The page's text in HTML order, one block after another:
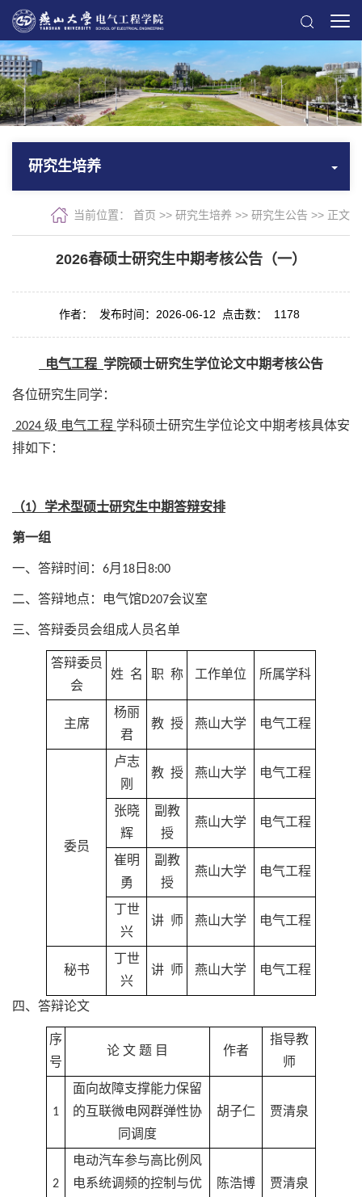
研究生培养
当前位置： 首页 >> 研究生培养 >> 研究生公告 >> 正文
2026春硕士研究生中期考核公告（一）
作者： 发布时间：2026-06-12 点击数： 1178
电气工程 学院硕士研究生学位论文中期考核公告
各位研究生同学：
2024级 电气工程 学科硕士研究生学位论文中期考核具体安
排如下：
（1）学术型硕士研究生中期答辩安排
第一组
一、答辩时间：6月18日8:00
二、答辩地点：电气馆D207会议室
三、答辩委员会组成人员名单
答辩委员
会
姓 名 职 称 工作单位 所属学科
主席
杨丽
君
教 授 燕山大学 电气工程
委员
卢志
刚
教 授 燕山大学 电气工程
张晓
辉
副教
授
燕山大学 电气工程
崔明
勇
副教
授
燕山大学 电气工程
丁世
兴
讲 师 燕山大学 电气工程
秘书
丁世
兴
讲 师 燕山大学 电气工程
四、答辩论文
序
号
论 文 题 目 作者
指导教
师
1
面向故障支撑能力保留
的互联微电网群弹性协
同调度
胡子仁 贾清泉
2
电动汽车参与高比例风
电系统调频的控制与优
陈浩博 贾清泉